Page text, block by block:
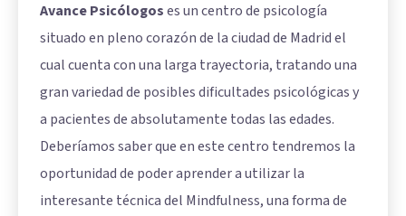
Avance Psicólogoses un centro de psicología
situado en pleno corazón de la ciudad de Madrid el
cual cuenta con una larga trayectoria, tratando una
gran variedad de posibles dificultades psicológicas y
a pacientes de absolutamente todas las edades.
Deberíamos saber que en este centro tendremos la
oportunidad de poder aprender a utilizar la
interesante técnica del Mindfulness, una forma de